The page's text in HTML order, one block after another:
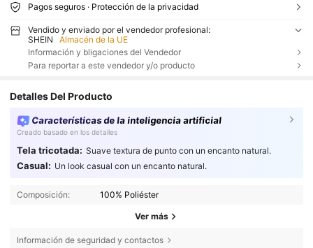
Pagos seguros · Protección de la privacidad
Vendido y enviado por el vendedor profesional:
SHEIN
Almacén de la UE
Información y bligaciones del Vendedor
Para reportar a este vendedor y/o producto
Detalles Del Producto
Características de la inteligencia artificial
Creado basado en los detalles
Tela tricotada: Suave textura de punto con un encanto natural.
Casual: Un look casual con un encanto natural.
Composición: 100% Poliéster
Ver más
Información de seguridad y contactos